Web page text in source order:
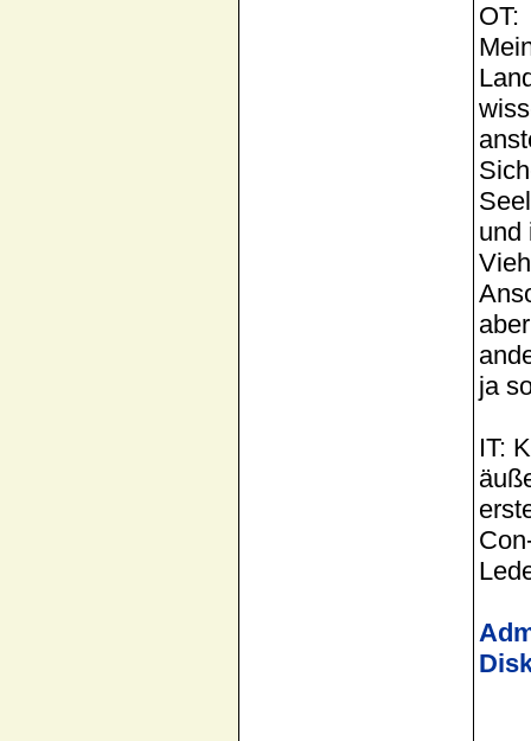
OT:
und
ja
IT: